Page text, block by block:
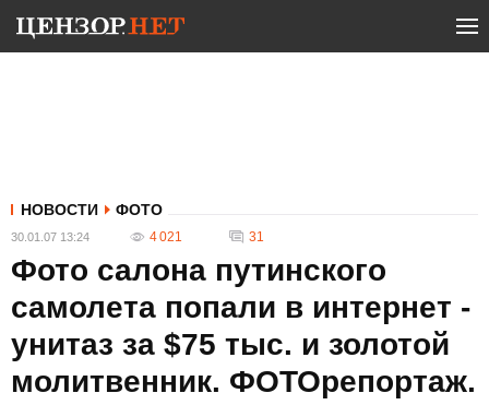
НОВОСТИ ФОТО
30.01.07 13:24 4 021 31
Фото салона путинского
самолета попали в интернет -
унитаз за $75 тыс. и золотой
молитвенник. ФОТОрепортаж.